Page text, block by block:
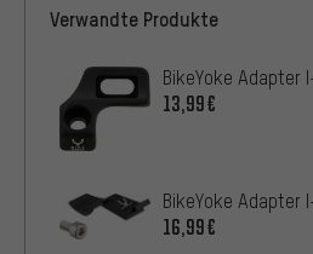
Verwandte Produkte
BikeYoke Adapter
13,99€
BikeYoke Adapter
16,99€